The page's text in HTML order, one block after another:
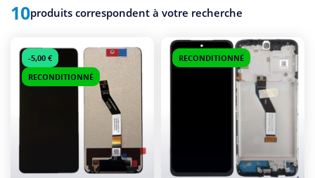
10produits correspondent à votre recherche
-5,00 €
RECONDITIONNÉ
RECONDITIONNÉ